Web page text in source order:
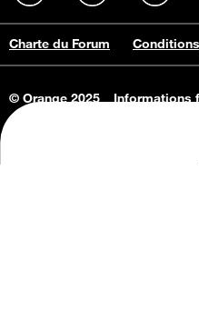
Charte du Forum
© Orange 2025
Informations